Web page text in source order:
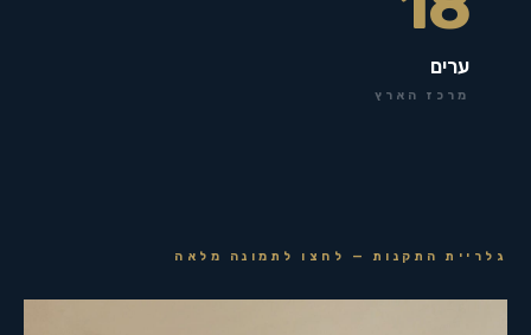
ערים
מרכז הארץ
גלריית התקנות — לחצו לתמונה מלאה